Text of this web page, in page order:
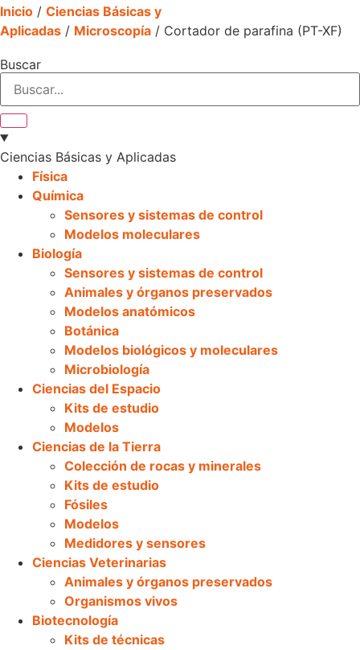
Inicio / Ciencias Básicas y
Aplicadas / Microscopía / Cortador de parafina (PT-XF)
Buscar
Ciencias Básicas y Aplicadas
Física
Química
Sensores y sistemas de control
Modelos moleculares
Biología
Sensores y sistemas de control
Animales y órganos preservados
Modelos anatómicos
Botánica
Modelos biológicos y moleculares
Microbiología
Ciencias del Espacio
Kits de estudio
Modelos
Ciencias de la Tierra
Colección de rocas y minerales
Kits de estudio
Fósiles
Modelos
Medidores y sensores
Ciencias Veterinarias
Animales y órganos preservados
Organismos vivos
Biotecnología
Kits de técnicas